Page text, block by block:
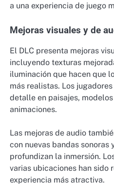
a una experiencia de juego
Mejoras visuales y de
El DLC presenta mejoras
incluyendo texturas
iluminación que hacen que
más realistas. Los
detalle en paisajes,
animaciones.
Las mejoras de audio
con nuevas bandas sonoras
profundizan la inmersión.
varias ubicaciones han sido
experiencia más atractiva.